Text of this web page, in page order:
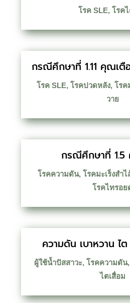
โรค SLE, โรค
กรณีศึกษาที่ 1.11 คุณเตื
โรค SLE, โรคปวดหลัง, โรค
วาย
กรณีศึกษาที่
โรคความดัน, โรคมะเร็งสำ
โรคไทรอย
ความดัน เบาหวาน ไ
ผู้ใช้น้ำปัสสาวะ, โรคความดัน,
ไตเสื่อม